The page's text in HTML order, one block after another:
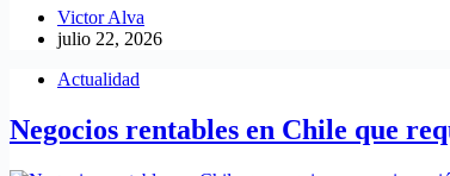
Victor Alva
julio 22, 2026
Actualidad
Negocios rentables en Chile que